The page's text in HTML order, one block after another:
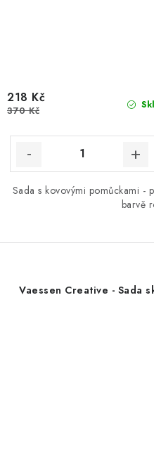
218 Kč
370 Kč
Sada s kovovými pomůckami -
barvě
Vaessen Creative - Sada